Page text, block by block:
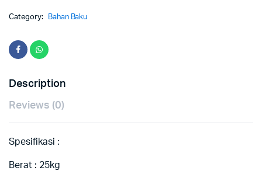
Category: Bahan Baku
Description
Reviews (0)
Spesifikasi :
Berat : 25kg